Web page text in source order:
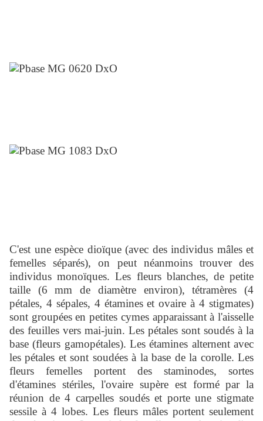
C'est une espèce dioïque (avec des individus mâles et
femelles séparés), on peut néanmoins trouver des
individus monoïques. Les fleurs blanches, de petite
taille (6 mm de diamètre environ), tétramères (4
pétales, 4 sépales, 4 étamines et ovaire à 4 stigmates)
sont groupées en petites cymes apparaissant à l'aisselle
des feuilles vers mai-juin. Les pétales sont soudés à la
base (fleurs gamopétales). Les étamines alternent avec
les pétales et sont soudées à la base de la corolle. Les
fleurs femelles portent des staminodes, sortes
d'étamines stériles, l'ovaire supère est formé par la
réunion de 4 carpelles soudés et porte une stigmate
sessile à 4 lobes. Les fleurs mâles portent seulement